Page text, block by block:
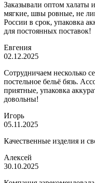
Заказывали оптом халаты
мягкие, швы ровные, не
России в срок, упаковка
для постоянных поставок!
Евгения
02.12.2025
Сотрудничаем несколько
постельное бельё бязь.
приятные, упаковка
довольны!
Игорь
05.11.2025
Качественные изделия и
Алексей
30.10.2025